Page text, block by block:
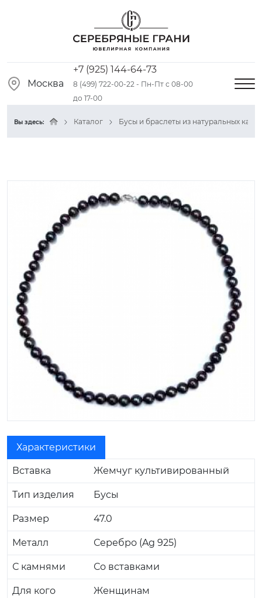
Москва
+7 (925) 144-64-73
8 (499) 722-00-22 - Пн-Пт с 08-00
до 17-00
Вы здесь: Каталог Бусы и браслеты из натуральных
Характеристики
Вставка Жемчуг культивированный
Тип изделия Бусы
Размер 47.0
Металл Серебро (Ag 925)
С камнями Со вставками
Для кого Женщинам